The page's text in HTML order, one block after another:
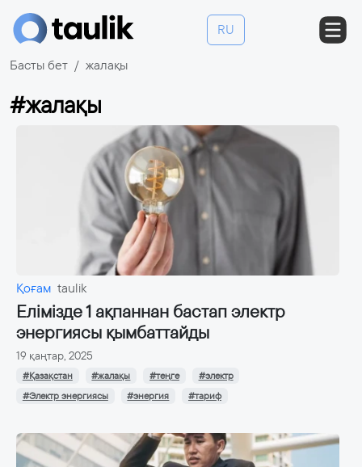
RU
Басты бет жалақы
#жалақы
Қоғам taulik
Елімізде 1 ақпаннан бастап электр
энергиясы қымбаттайды
19 қаңтар, 2025
#Қазақстан #жалақы #теңге
#электр
#Электр энергиясы
#энергия #тариф